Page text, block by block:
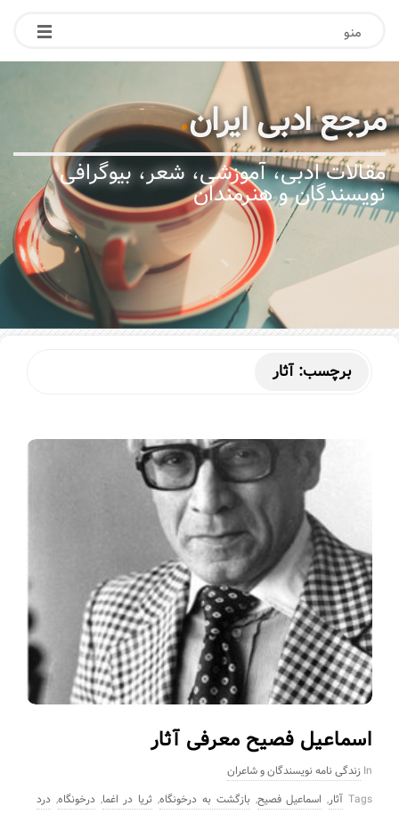
منو
مرجع ادبی ایران.
مقالات ادبی، آموزشی، شعر، بیوگرافی
نویسندگان و هنرمندان
برچسب:آثار
اسماعیل فصیح معرفی آثار
In زندگی نامه نویسندگان و شاعران
Tags آثار, اسماعیل فصیح,بازگشت به درخونگاه, ثریا در اغما,درخونگاه, درد